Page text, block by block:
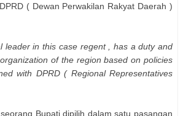
( Dewan Perwakilan Rakyat Daerah )
leader in this case regent , has a duty and
of the region based on policies
with DPRD ( Regional Representatives
Bupati dipilih dalam satu pasangan